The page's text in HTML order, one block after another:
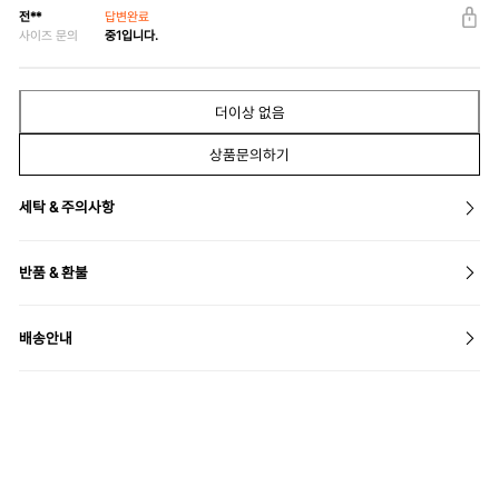
전**
답변완료
사이즈 문의
중1입니다.
더이상 없음
상품문의하기
세탁 & 주의사항
반품 & 환불
배송안내